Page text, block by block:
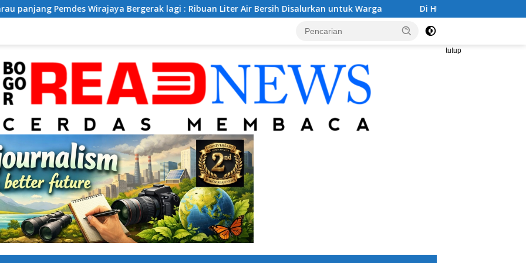
Pemdes Wirajaya Bergerak lagi : Ribuan Liter Air Bersih Disalurkan untuk Warga Di HUT IWO ke-14, Ketua IWO Bogor
tutup